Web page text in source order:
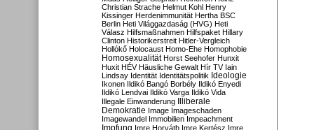
Christian Strache Helmut Kohl Henry
Kissinger Herdenimmunität Hertha BSC
Berlin Heti Világgazdaság (HVG) Heti
Válasz Hilfsmaßnahmen Hilfspaket Hillary
Clinton Historikerstreit Hitler-Vergleich
Hollókő Holocaust Homo-Ehe Homophobie
Homosexualität Horst Seehofer Hunxit
Huxit HÉV Häusliche Gewalt Hír TV Iain
Lindsay Identität Identitätspolitik Ideologie
Ikonen Ildikó Bangó Borbély Ildikó Enyedi
Ildikó Lendvai Ildikó Varga Ildikó Vida
Illegale Einwanderung Illiberale
Demokratie Image Imageschaden
Imagewandel Immobilien Impeachment
Impfung Imre Horváth Imre Kertész Imre